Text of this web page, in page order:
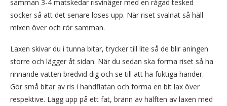
samman 3-4 matskedar risvinäger med en rågad tesked
socker så att det senare löses upp. När riset svalnat så häll
mixen över och rör samman.
Laxen skivar du i tunna bitar, trycker till lite så de blir aningen
större och lägger åt sidan. När du sedan ska forma riset så ha
rinnande vatten bredvid dig och se till att ha fuktiga händer.
Gör små bitar av ris i handflatan och forma en bit lax över
respektive. Lägg upp på ett fat, bränn av hälften av laxen med